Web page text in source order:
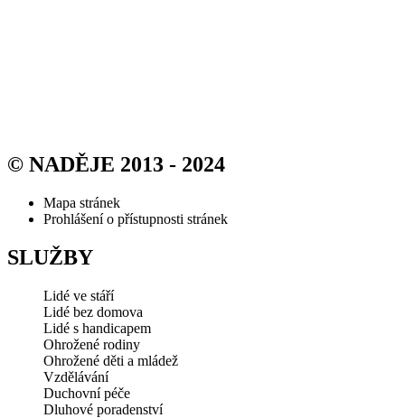
© NADĚJE 2013 - 2024
Mapa stránek
Prohlášení o přístupnosti stránek
SLUŽBY
Lidé ve stáří
Lidé bez domova
Lidé s handicapem
Ohrožené rodiny
Ohrožené děti a mládež
Vzdělávání
Duchovní péče
Dluhové poradenství